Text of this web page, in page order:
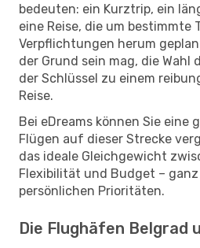
bedeuten: ein Kurztrip, ein
eine Reise, die um bestimmte
Verpflichtungen herum
der Grund sein mag, die Wahl
der Schlüssel zu einem
Reise.
Bei eDreams können Sie eine
Flügen auf dieser Strecke
das ideale Gleichgewicht
Flexibilität und Budget –
persönlichen Prioritäten.
Die Flughäfen Belgrad